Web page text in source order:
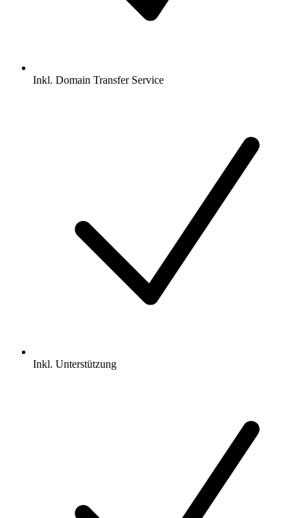
Inkl. Domain Transfer Service
Inkl. Unterstützung